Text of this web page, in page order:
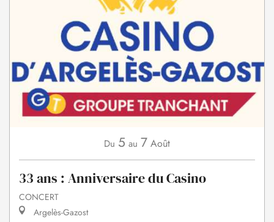
Du 5 au 7 Août
33 ans : Anniversaire du Casino
CONCERT
Argelès-Gazost